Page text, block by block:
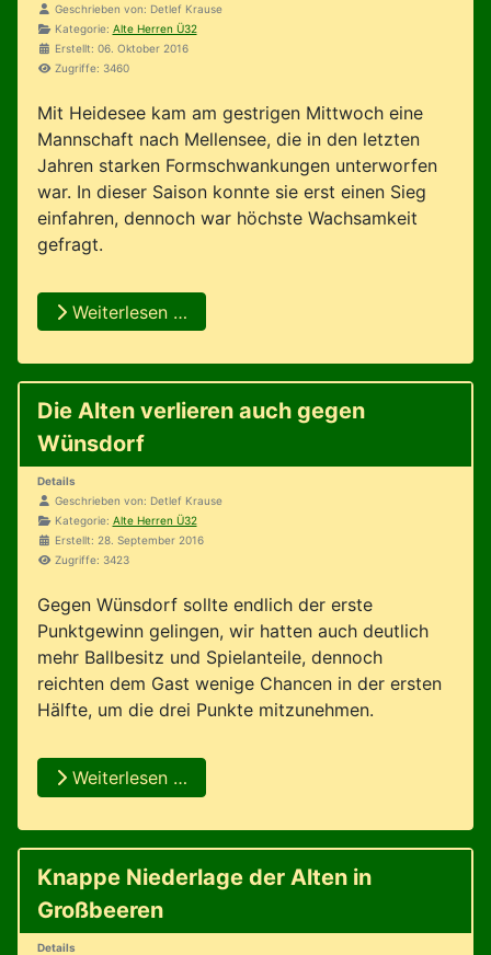
Geschrieben von: Detlef Krause
Kategorie: Alte Herren Ü32
Erstellt: 06. Oktober 2016
Zugriffe: 3460
Mit Heidesee kam am gestrigen Mittwoch eine
Mannschaft nach Mellensee, die in den letzten
Jahren starken Formschwankungen unterworfen
war. In dieser Saison konnte sie erst einen Sieg
einfahren, dennoch war höchste Wachsamkeit
gefragt.
Weiterlesen …
Die Alten verlieren auch gegen
Wünsdorf
Details
Geschrieben von: Detlef Krause
Kategorie: Alte Herren Ü32
Erstellt: 28. September 2016
Zugriffe: 3423
Gegen Wünsdorf sollte endlich der erste
Punktgewinn gelingen, wir hatten auch deutlich
mehr Ballbesitz und Spielanteile, dennoch
reichten dem Gast wenige Chancen in der ersten
Hälfte, um die drei Punkte mitzunehmen.
Weiterlesen …
Knappe Niederlage der Alten in
Großbeeren
Details